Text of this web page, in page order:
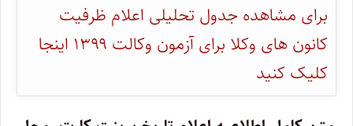
برای مشاهده جدول تحلیلی اعلام ظرفیت
کانون های وکلا برای آزمون وکالت ۱۳۹۹ اینجا
کلیک کنید